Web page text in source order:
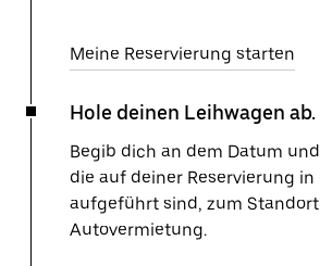
Meine Reservierung starten
Hole deinen Leihwagen ab.
Begib dich an dem Datum
die auf deiner Reservierung in
aufgeführt sind, zum
Autovermietung.